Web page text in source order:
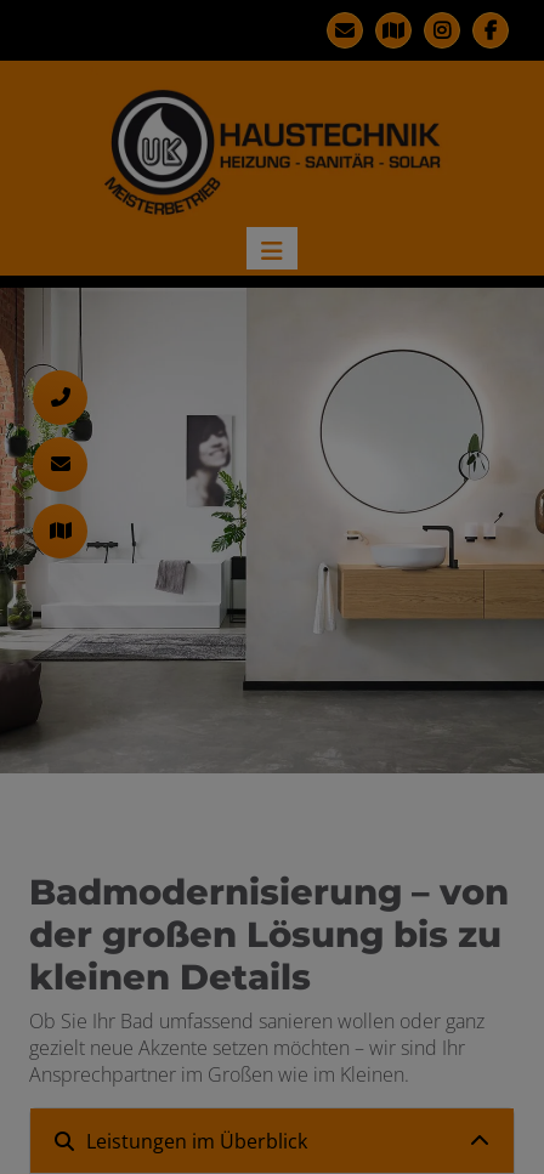
Badmodernisierung – von
der großen Lösung bis zu
kleinen Details
Ob Sie Ihr Bad umfassend sanieren wollen oder ganz
gezielt neue Akzente setzen möchten – wir sind Ihr
Ansprechpartner im Großen wie im Kleinen.
Leistungen im Überblick
schließen
schließen
öffnen und schließen
schließen